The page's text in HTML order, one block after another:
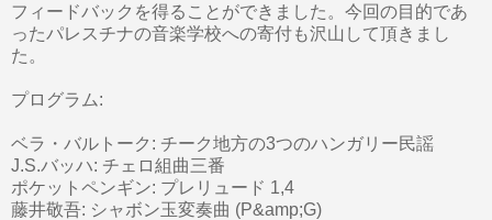
フィードバックを得ることができました。今回の目的であ
ったパレスチナの音楽学校への寄付も沢山して頂きまし
た。
プログラム:
ベラ・バルトーク: チーク地方の3つのハンガリー民謡
J.S.バッハ: チェロ組曲三番
ポケットペンギン: プレリュード 1,4
藤井敬吾: シャボン玉変奏曲 (P&amp;G)